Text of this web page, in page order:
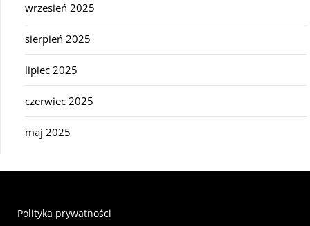
wrzesień 2025
sierpień 2025
lipiec 2025
czerwiec 2025
maj 2025
Polityka prywatności